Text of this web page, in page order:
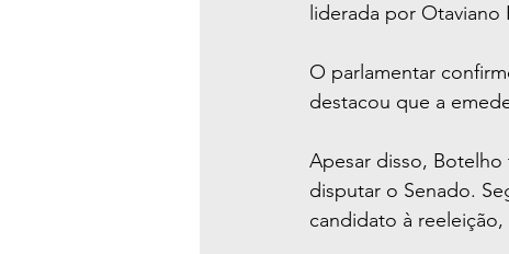
liderada por
O parlamentar
destacou que a
Apesar disso,
disputar o Senado.
candidato à